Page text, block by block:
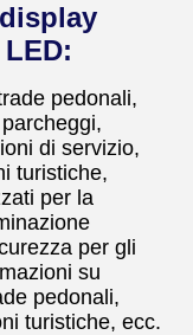
pedonali,
di servizio,
turistiche,
per la
per gli
su
pedonali,
turistiche, ecc.